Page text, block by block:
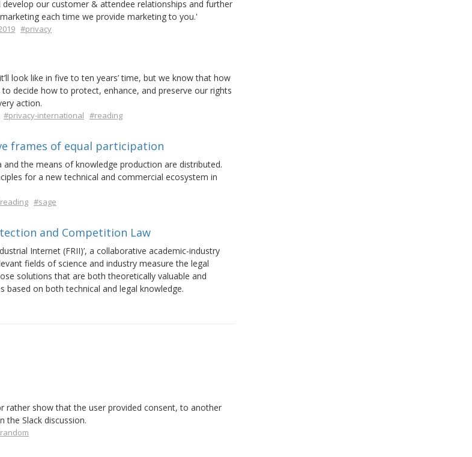
our customer & attendee relationships and further
each time we provide marketing to you.'
#privacy
look like in five to ten years’ time, but we know that how
decide how to protect, enhance, and preserve our rights
action.
#privacy-international #reading
frames of equal participation
the means of knowledge production are distributed.
for a new technical and commercial ecosystem in
#sage
and Competition Law
Internet (FRII)’, a collaborative academic-industry
fields of science and industry measure the legal
solutions that are both theoretically valuable and
based on both technical and legal knowledge.
rather show that the user provided consent, to another
the Slack discussion.